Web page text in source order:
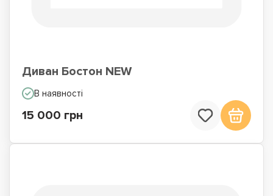
Диван Бостон NEW
В наявності
15 000 грн